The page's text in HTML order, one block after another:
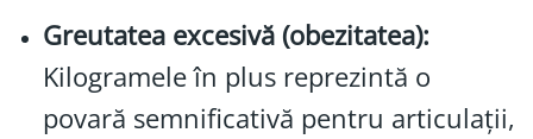
Greutatea excesivă (obezitatea):
Kilogramele în plus reprezintă o
povară semnificativă pentru articulații,